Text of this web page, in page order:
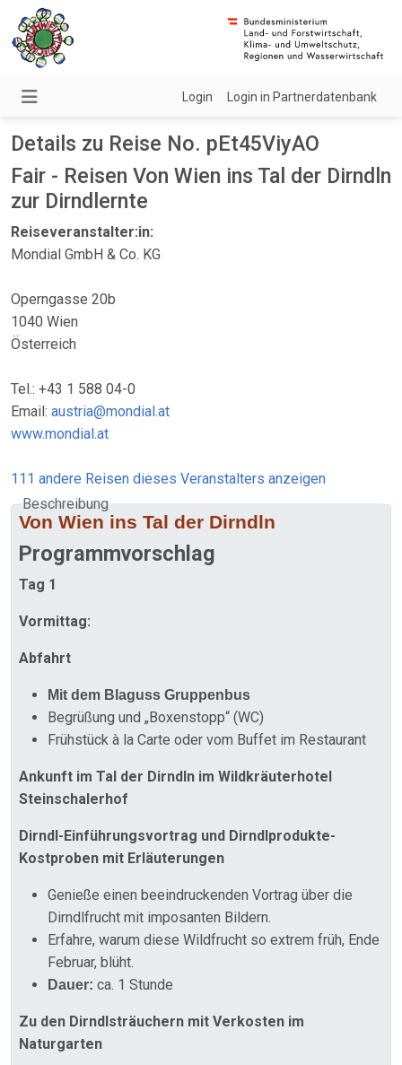
Login Login in Partnerdatenbank
Details zu Reise No. pEt45ViyAO
Fair - Reisen Von Wien ins Tal der Dirndln
zur Dirndlernte
Reiseveranstalter:in:
Mondial GmbH & Co. KG
Operngasse 20b
1040 Wien
Österreich
Tel.: +43 1 588 04-0
Email: austria@mondial.at
www.mondial.at
111 andere Reisen dieses Veranstalters anzeigen
Beschreibung
Von Wien ins Tal der Dirndln
Programmvorschlag
Tag 1
Vormittag:
Abfahrt
Mit dem Blaguss Gruppenbus
Begrüßung und „Boxenstopp“ (WC)
Frühstück à la Carte oder vom Buffet im Restaurant
Ankunft im Tal der Dirndln im Wildkräuterhotel
Steinschalerhof
Dirndl-Einführungsvortrag und Dirndlprodukte-
Kostproben mit Erläuterungen
Genieße einen beeindruckenden Vortrag über die
Dirndlfrucht mit imposanten Bildern.
Erfahre, warum diese Wildfrucht so extrem früh, Ende
Februar, blüht.
Dauer: ca. 1 Stunde
Zu den Dirndlsträuchern mit Verkosten im
Naturgarten